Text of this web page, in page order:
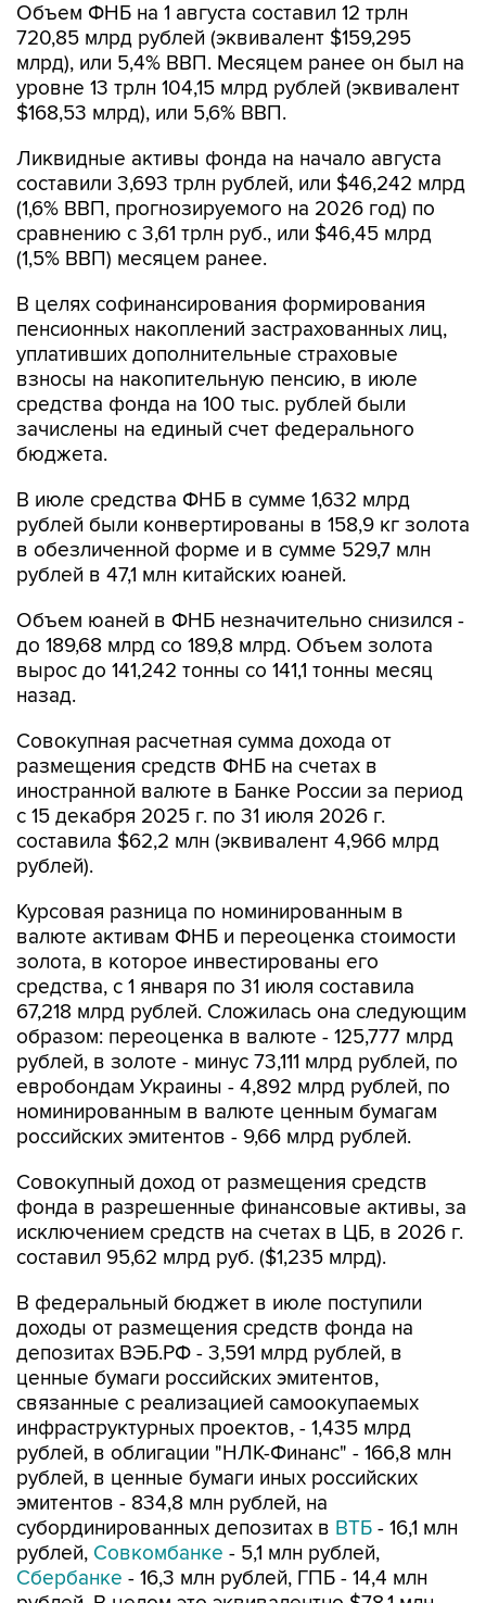
Объем ФНБ на 1 августа составил 12 трлн
720,85 млрд рублей (эквивалент $159,295
млрд), или 5,4% ВВП. Месяцем ранее он был на
уровне 13 трлн 104,15 млрд рублей (эквивалент
$168,53 млрд), или 5,6% ВВП.
Ликвидные активы фонда на начало августа
составили 3,693 трлн рублей, или $46,242 млрд
(1,6% ВВП, прогнозируемого на 2026 год) по
сравнению с 3,61 трлн руб., или $46,45 млрд
(1,5% ВВП) месяцем ранее.
В целях софинансирования формирования
пенсионных накоплений застрахованных лиц,
уплативших дополнительные страховые
взносы на накопительную пенсию, в июле
средства фонда на 100 тыс. рублей были
зачислены на единый счет федерального
бюджета.
В июле средства ФНБ в сумме 1,632 млрд
рублей были конвертированы в 158,9 кг золота
в обезличенной форме и в сумме 529,7 млн
рублей в 47,1 млн китайских юаней.
Объем юаней в ФНБ незначительно снизился -
до 189,68 млрд со 189,8 млрд. Объем золота
вырос до 141,242 тонны со 141,1 тонны месяц
назад.
Совокупная расчетная сумма дохода от
размещения средств ФНБ на счетах в
иностранной валюте в Банке России за период
с 15 декабря 2025 г. по 31 июля 2026 г.
составила $62,2 млн (эквивалент 4,966 млрд
рублей).
Курсовая разница по номинированным в
валюте активам ФНБ и переоценка стоимости
золота, в которое инвестированы его
средства, с 1 января по 31 июля составила
67,218 млрд рублей. Сложилась она следующим
образом: переоценка в валюте - 125,777 млрд
рублей, в золоте - минус 73,111 млрд рублей, по
евробондам Украины - 4,892 млрд рублей, по
номинированным в валюте ценным бумагам
российских эмитентов - 9,66 млрд рублей.
Совокупный доход от размещения средств
фонда в разрешенные финансовые активы, за
исключением средств на счетах в ЦБ, в 2026 г.
составил 95,62 млрд руб. ($1,235 млрд).
В федеральный бюджет в июле поступили
доходы от размещения средств фонда на
депозитах ВЭБ.РФ - 3,591 млрд рублей, в
ценные бумаги российских эмитентов,
связанные с реализацией самоокупаемых
инфраструктурных проектов, - 1,435 млрд
рублей, в облигации "НЛК-Финанс" - 166,8 млн
рублей, в ценные бумаги иных российских
эмитентов - 834,8 млн рублей, на
субординированных депозитах в ВТБ - 16,1 млн
рублей, Совкомбанке - 5,1 млн рублей,
Сбербанке - 16,3 млн рублей, ГПБ - 14,4 млн